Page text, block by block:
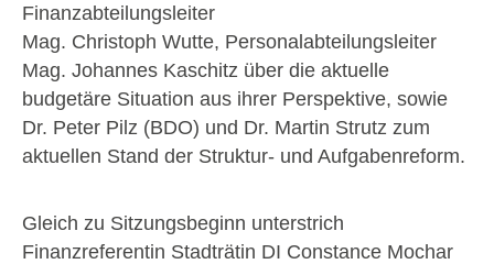
Finanzabteilungsleiter
Mag. Christoph Wutte, Personalabteilungs­leiter
Mag. Johannes Kaschitz über die aktuelle
budgetäre Situation aus ihrer Perspektive, sowie
Dr. Peter Pilz (BDO) und Dr. Martin Strutz zum
aktuellen Stand der Struktur- und Aufgabenreform.
Gleich zu Sitzungsbeginn unterstrich
Finanzreferentin Stadträtin DI Constance Mochar